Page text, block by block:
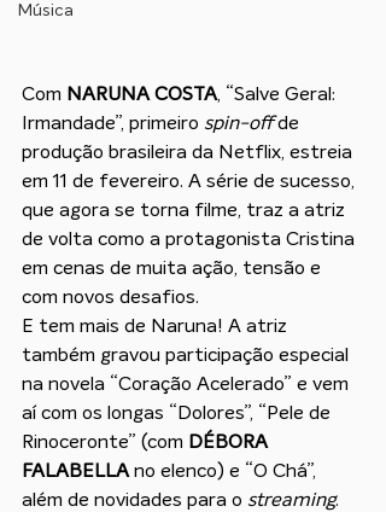
Música
Com NARUNA COSTA , “Salve Geral:
Irmandade”, primeiro spin-off de
produção brasileira da Netflix, estreia
em 11 de fevereiro. A série de sucesso,
que agora se torna filme, traz a atriz
de volta como a protagonista Cristina
em cenas de muita ação, tensão e
com novos desafios.
E tem mais de Naruna! A atriz
também gravou participação especial
na novela “Coração Acelerado” e vem
aí com os longas “Dolores”, “Pele de
Rinoceronte” (com DÉBORA
FALABELLA no elenco) e “O Chá”,
além de novidades para o streaming.